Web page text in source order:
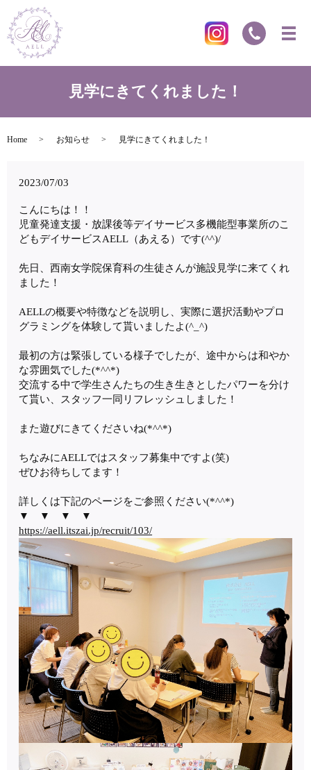
見学にきてくれました！
Home お知らせ 見学にきてくれました！
2023/07/03
こんにちは！！
児童発達支援・放課後等デイサービス多機能型事業所のこ
どもデイサービスAELL（あえる）です(^^)/
先日、西南女学院保育科の生徒さんが施設見学に来てくれ
ました！
AELLの概要や特徴などを説明し、実際に選択活動やプロ
グラミングを体験して貰いましたよ(^_^)
最初の方は緊張している様子でしたが、途中からは和やか
な雰囲気でした(*^^*)
交流する中で学生さんたちの生き生きとしたパワーを分け
て貰い、スタッフ一同リフレッシュしました！
また遊びにきてくださいね(*^^*)
ちなみにAELLではスタッフ募集中ですよ(笑)
ぜひお待ちしてます！
詳しくは下記のページをご参照ください(*^^*)
▼ ▼ ▼ ▼
https://aell.itszai.jp/recruit/103/